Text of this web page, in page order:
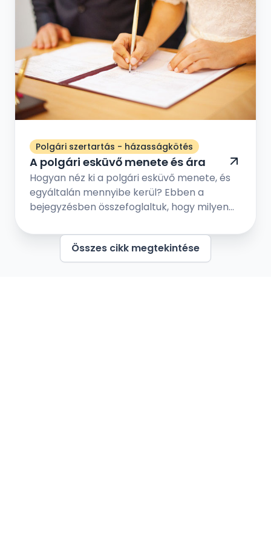
Polgári szertartás - házasságkötés
A polgári esküvő menete és ára
Hogyan néz ki a polgári esküvő menete, és
egyáltalán mennyibe kerül? Ebben a
bejegyzésben összefoglaltuk, hogy milyen
esküvőn kimondhassátok egymásnak a
boldogító igent szeretteitek és barátaitok
társaságában. Nézzük meg melyek a
Összes cikk megtekintése